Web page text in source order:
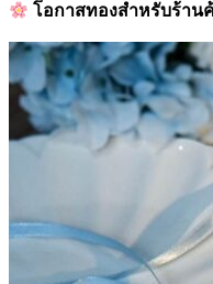
โอกาสทองสำหรับร้าน